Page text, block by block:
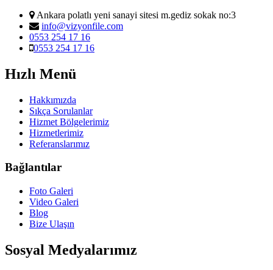
Ankara polatlı yeni sanayi sitesi m.gediz sokak no:3
info@vizyonfile.com
0553 254 17 16
0553 254 17 16
Hızlı Menü
Hakkımızda
Sıkça Sorulanlar
Hizmet Bölgelerimiz
Hizmetlerimiz
Referanslarımız
Bağlantılar
Foto Galeri
Video Galeri
Blog
Bize Ulaşın
Sosyal Medyalarımız